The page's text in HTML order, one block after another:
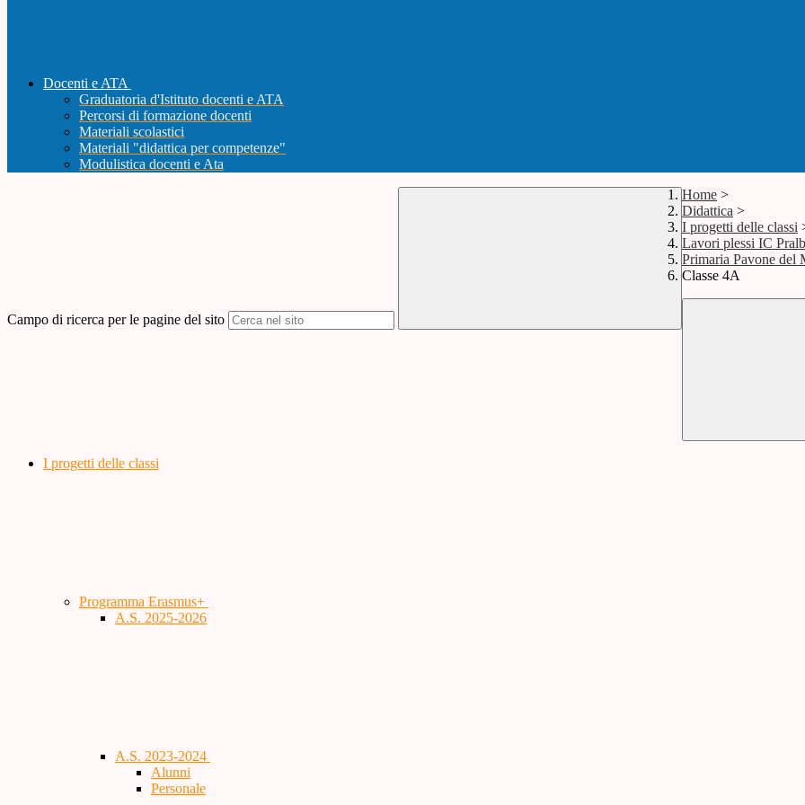
Docenti e ATA
Graduatoria d'Istituto docenti e ATA
Percorsi di formazione docenti
Materiali scolastici
Materiali "didattica per competenze"
Modulistica docenti e Ata
Campo di ricerca per le pagine del sito
Home >
Didattica >
I progetti delle classi
Lavori plessi IC
Primaria Pavone del
Classe 4A
I progetti delle classi
Programma Erasmus+
A.S. 2025-2026
A.S. 2023-2024
Alunni
Personale